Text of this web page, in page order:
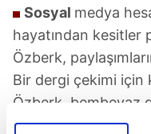
Sosyal medya
hayatından kesitler
Özberk,
Bir dergi çekimi için
Özberk, bembeyaz
gibi oldu. Beyaz